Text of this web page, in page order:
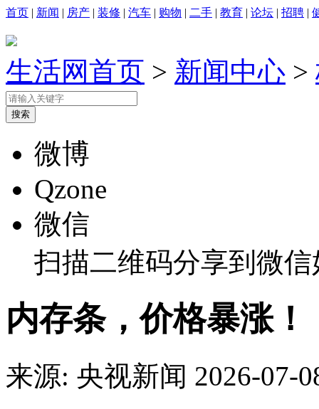
首页 | 新闻 | 房产 | 装修 | 汽车 | 购物 | 二手 | 教育 | 论坛 | 招聘 |
生活网首页 > 新闻中心 >
微博
Qzone
微信
扫描二维码分享到微
内存条，价格暴涨！
来源: 央视新闻 2026-07-